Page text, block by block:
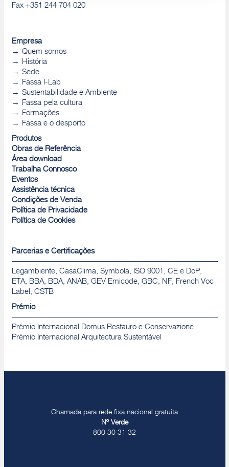
Fax +351 244 704 020
Empresa
Quem somos
História
Sede
Fassa I-Lab
Sustentabilidade e Ambiente
Fassa pela cultura
Formações
Fassa e o desporto
Produtos
Obras de Referência
Área download
Trabalha Connosco
Eventos
Assistência técnica
Condições de Venda
Política de Privacidade
Política de Cookies
Parcerias e Certificações
Legambiente, CasaClima, Symbola, ISO 9001, CE e DoP,
ETA, BBA, BDA, ANAB, GEV Emicode, GBC, NF, French Voc
Label, CSTB
Prémio
Prémio Internacional Domus Restauro e Conservazione
Prémio Internacional Arquitectura Sustentável
Chamada para rede fixa nacional gratuita
Nº Verde
800 30 31 32